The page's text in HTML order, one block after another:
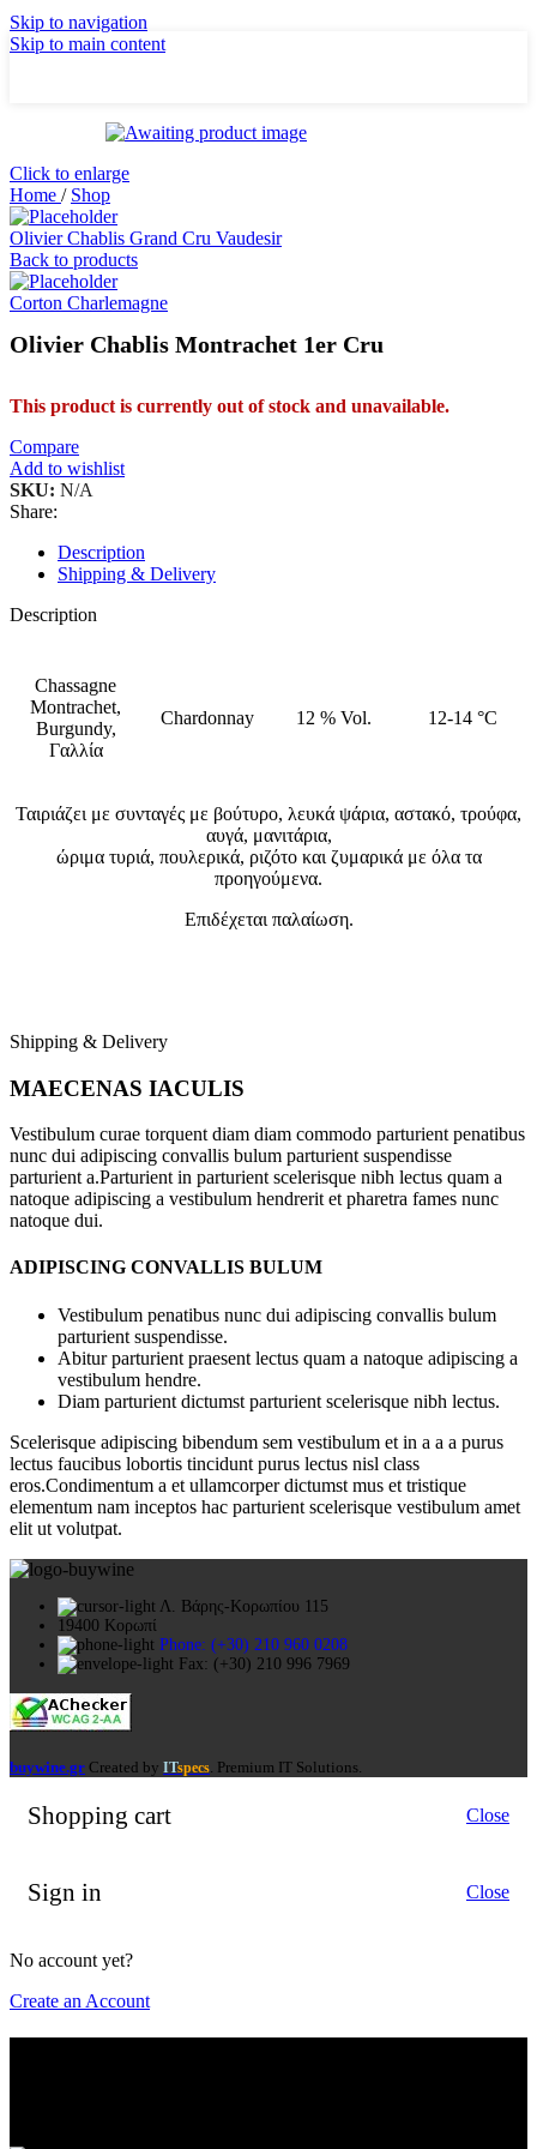
Skip to navigation
Skip to main content
Click to enlarge
Home / Shop
Olivier Chablis Grand Cru Vaudesir
Back to products
Corton Charlemagne
Olivier Chablis Montrachet 1er Cru
This product is currently out of stock and unavailable.
Compare
Add to wishlist
SKU: N/A
Share:
Description
Shipping & Delivery
Description
Chassagne
Montrachet,
Burgundy,
Γαλλία
Chardonnay 12 % Vol. 12-14 °C
Ταιριάζει με συνταγές με βούτυρο, λευκά ψάρια, αστακό, τρούφα,
αυγά, μανιτάρια,
ώριμα τυριά, πουλερικά, ριζότο και ζυμαρικά με όλα τα
προηγούμενα.
Επιδέχεται παλαίωση.
Shipping & Delivery
MAECENAS IACULIS
Vestibulum curae torquent diam diam commodo parturient penatibus
nunc dui adipiscing convallis bulum parturient suspendisse
parturient a.Parturient in parturient scelerisque nibh lectus quam a
natoque adipiscing a vestibulum hendrerit et pharetra fames nunc
natoque dui.
ADIPISCING CONVALLIS BULUM
Vestibulum penatibus nunc dui adipiscing convallis bulum
parturient suspendisse.
Abitur parturient praesent lectus quam a natoque adipiscing a
vestibulum hendre.
Diam parturient dictumst parturient scelerisque nibh lectus.
Scelerisque adipiscing bibendum sem vestibulum et in a a a purus
lectus faucibus lobortis tincidunt purus lectus nisl class
eros.Condimentum a et ullamcorper dictumst mus et tristique
elementum nam inceptos hac parturient scelerisque vestibulum amet
elit ut volutpat.
Λ. Βάρης-Κορωπίου 115
19400 Κορωπί
Phone: (+30) 210 960 0208
Fax: (+30) 210 996 7969
buywine.gr Created by ITspecs . Premium IT Solutions.
Shopping cart Close
Sign in Close
No account yet?
Create an Account